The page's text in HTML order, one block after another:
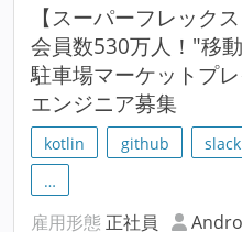
【スーパーフレック
会員数530万人！"移
駐車場マーケットプ
エンジニア募集
kotlin github slack
…
雇用形態 正社員